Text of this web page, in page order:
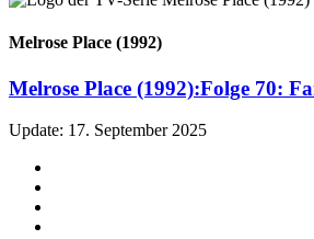
Melrose Place (1992)
Melrose Place (1992):Folge 70:
Update: 17. September 2025